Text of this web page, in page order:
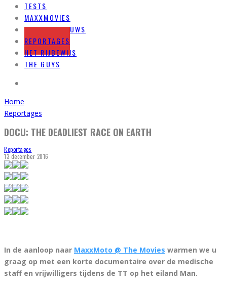
TESTS
MAXXMOVIES
PRODUCTNIEUWS
REPORTAGES
HET RIJBEWIJS
THE GUYS
Home
Reportages
DOCU: THE DEADLIEST RACE ON EARTH
Reportages
13 december 2016
In de aanloop naar MaxxMoto @ The Movies warmen we u
graag op met een korte documentaire over de medische
staff en vrijwilligers tijdens de TT op het eiland Man.